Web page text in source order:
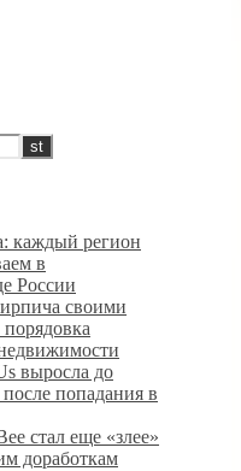
каждый регион
в
России
своими
выросла до
попадания в
стал еще «злее»
доработкам